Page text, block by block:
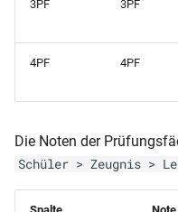
6)
RLP-GES-AS (Zeugnis für
Schülerpersonalblatt (mit
Herkunftsschule)
Schülerpersonalblatt (mit
Schülerpersonalblatt (nur
Eltern und Vorbildung)
3PF 3PF
4PF 4PF
Die Noten der
Schüler > Zeugnis >